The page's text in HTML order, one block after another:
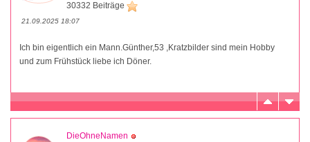
30332 Beiträge
21.09.2025 18:07
Ich bin eigentlich ein Mann.Günther,53 ,Kratzbilder sind mein Hobby
und zum Frühstück liebe ich Döner.
DieOhneNamen